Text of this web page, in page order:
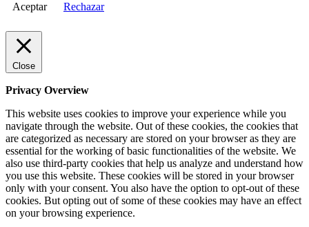
Aceptar Rechazar
Close
Privacy Overview
This website uses cookies to improve your experience while you
navigate through the website. Out of these cookies, the cookies that
are categorized as necessary are stored on your browser as they are
essential for the working of basic functionalities of the website. We
also use third-party cookies that help us analyze and understand how
you use this website. These cookies will be stored in your browser
only with your consent. You also have the option to opt-out of these
cookies. But opting out of some of these cookies may have an effect
on your browsing experience.